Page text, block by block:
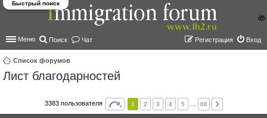
Меню Поиск Чат Вход
Регистрация
Список форумов
Быстрый поиск
Лист благодарностей
3383 пользователя 1 2 3 4 5 68